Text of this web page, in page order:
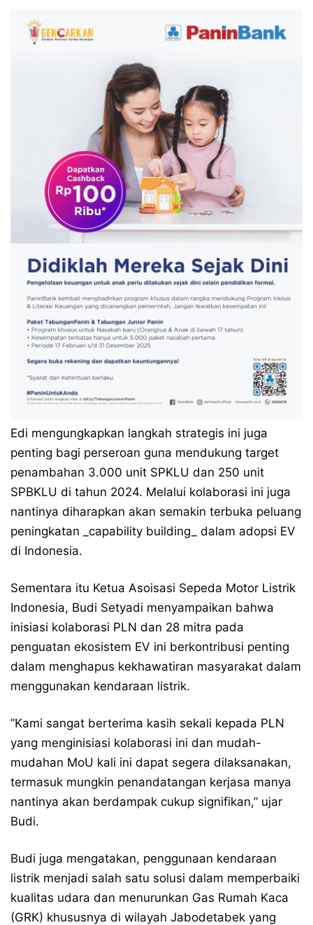
Edi mengungkapkan langkah strategis ini juga
penting bagi perseroan guna mendukung target
penambahan 3.000 unit SPKLU dan 250 unit
SPBKLU di tahun 2024. Melalui kolaborasi ini juga
nantinya diharapkan akan semakin terbuka peluang
peningkatan _capability building_ dalam adopsi EV
di Indonesia.
Sementara itu Ketua Asoisasi Sepeda Motor Listrik
Indonesia, Budi Setyadi menyampaikan bahwa
inisiasi kolaborasi PLN dan 28 mitra pada
penguatan ekosistem EV ini berkontribusi penting
dalam menghapus kekhawatiran masyarakat dalam
menggunakan kendaraan listrik.
”Kami sangat berterima kasih sekali kepada PLN
yang menginisiasi kolaborasi ini dan mudah-
mudahan MoU kali ini dapat segera dilaksanakan,
termasuk mungkin penandatangan kerjasa manya
nantinya akan berdampak cukup signifikan,” ujar
Budi.
Budi juga mengatakan, penggunaan kendaraan
listrik menjadi salah satu solusi dalam memperbaiki
kualitas udara dan menurunkan Gas Rumah Kaca
(GRK) khususnya di wilayah Jabodetabek yang